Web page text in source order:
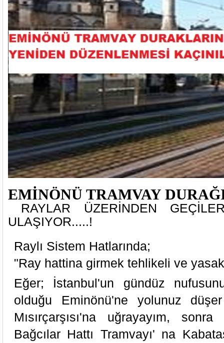
EMİNÖNÜ TRAMVAY
RAYLAR ÜZERİNDEN
ULAŞIYOR.....!
Raylı Sistem Hatlarında;
"Ray hattina girmek tehlikeli ve
Eğer; İstanbul'un gündüz
olduğu Eminönü'ne yolunuz
Mısırçarşısı'na uğrayayım,
Bağcılar Hattı Tramvayı' na